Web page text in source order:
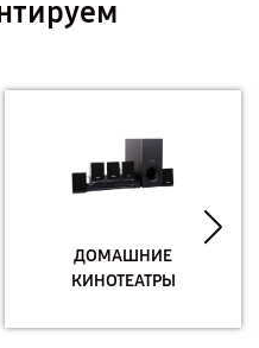
ДОМАШНИЕ
КИНОТЕАТРЫ